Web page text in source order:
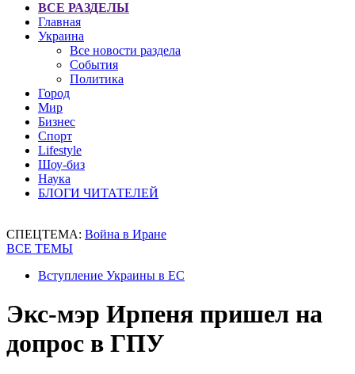
ВСЕ РАЗДЕЛЫ
Главная
Украина
Все новости раздела
События
Политика
Город
Мир
Бизнес
Спорт
Lifestyle
Шоу-биз
Наука
БЛОГИ ЧИТАТЕЛЕЙ
СПЕЦТЕМА: Война в Иране
ВСЕ ТЕМЫ
Вступление Украины в ЕС
Экс-мэр Ирпеня пришел на
допрос в ГПУ